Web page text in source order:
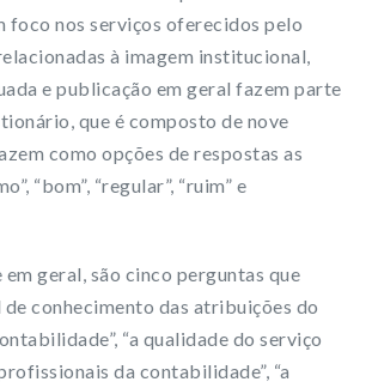
foco nos serviços oferecidos pelo
à imagem institucional,
e publicação em geral fazem parte
que é composto de nove
como opções de respostas as
“bom”, “regular”, “ruim” e
em geral, são cinco perguntas que
de conhecimento das atribuições do
“a qualidade do serviço
da contabilidade”, “a